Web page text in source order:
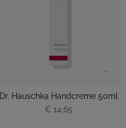
Dr. Hauschka Handcreme 50ml
€ 14,65